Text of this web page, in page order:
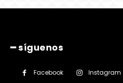
━ síguenos
Facebook
Instagram